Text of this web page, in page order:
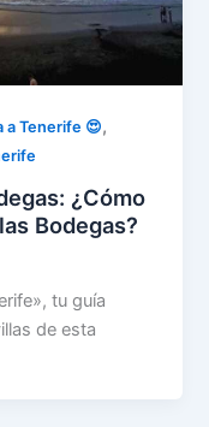
a Tenerife 😍,
¿Cómo
Bodegas?
tu guía
de esta